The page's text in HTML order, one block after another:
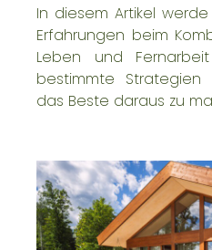
In diesem Artikel
Erfahrungen beim
Leben und
bestimmte
das Beste daraus zu